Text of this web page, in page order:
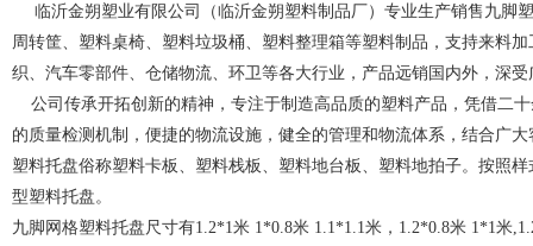
临沂金朔塑业有限公司（临沂金朔塑料制品厂）专业生产销售九脚
周转筐、塑料桌椅、塑料垃圾桶、塑料整理箱等塑料制品，支持来料
织、汽车零部件、仓储物流、环卫等各大行业，产品远销国内外，深
公司传承开拓创新的精神，专注于制造高品质的塑料产品，凭借二
的质量检测机制，便捷的物流设施，健全的管理和物流体系，结合广
塑料托盘俗称塑料卡板、塑料栈板、塑料地台板、塑料地拍子。按照
型塑料托盘。
九脚网格塑料托盘尺寸有1.2*1米 1*0.8米 1.1*1.1米，1.2*0.8米 1*1米